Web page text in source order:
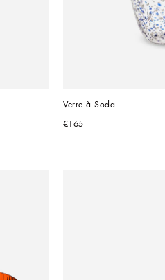
Verre à Soda
€165